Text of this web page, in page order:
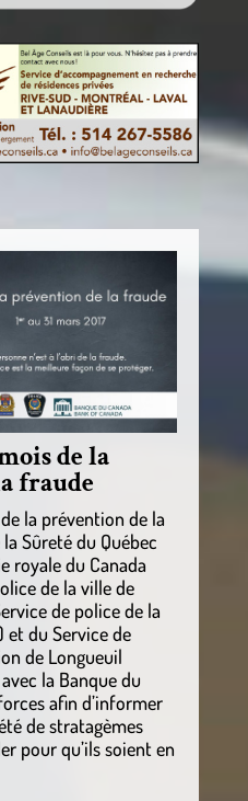
de la
fraude
la prévention de la
Sûreté du Québec
royale du Canada
de la ville de
de police de la
et du Service de
de Longueuil
la Banque du
afin d’informer
de stratagèmes
pour qu’ils soient en